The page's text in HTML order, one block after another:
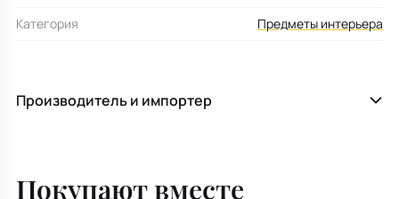
Категория
Предметы интерьера
Производитель и импортер
Покупают вместе